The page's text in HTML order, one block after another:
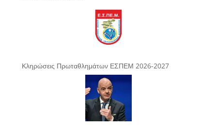
Κληρώσεις Πρωταθλημάτων ΕΣΠΕΜ 2026-2027